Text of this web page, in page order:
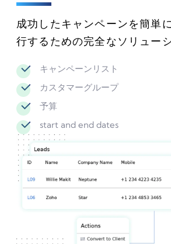
成功したキャンペーンを簡単
行するための完全なソリューシ
キャンペーンリスト
カスタマーグループ
予算
start and end dates